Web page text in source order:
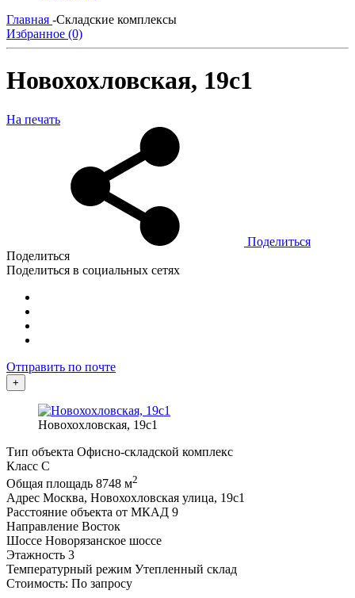
Главная -Складские комплексы
Избранное (0)
Новохохловская, 19с1
На печать
Поделиться
Поделиться
Поделиться в социальных сетях
Отправить по почте
+
Новохохловская, 19с1
Тип объекта Офисно-складской комплекс
Класс C
Общая площадь 8748 м2
Адрес Москва, Новохохловская улица, 19с1
Расстояние объекта от МКАД 9
Направление Восток
Шоссе Новорязанское шоссе
Этажность 3
Температурный режим Утепленный склад
Стоимость: По запросу